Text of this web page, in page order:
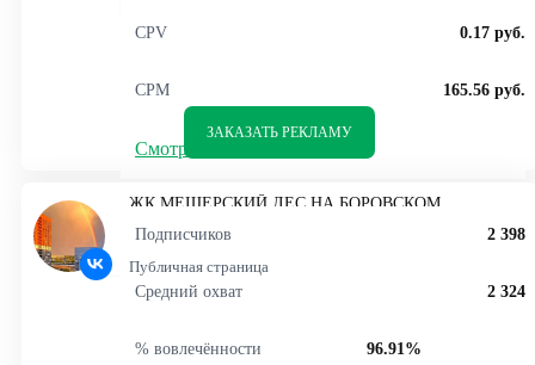
CPV 0.17 руб.
CPM 165.56 руб.
Смотреть статистику
ЗАКАЗАТЬ РЕКЛАМУ
ЖК МЕЩЕРСКИЙ ЛЕС НА БОРОВСКОМ
Публичная страница
Подписчиков 2 398
Средний охват 2 324
% вовлечённости 96.91%